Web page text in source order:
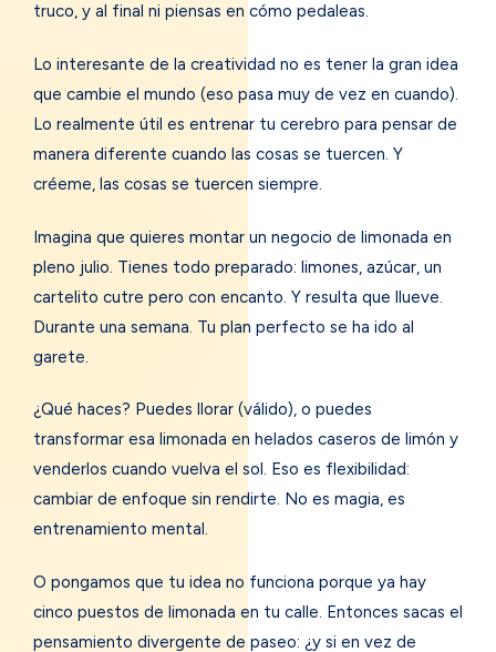
truco, y al final ni piensas en cómo pedaleas.
Lo interesante de la creatividad no es tener la gran idea
que cambie el mundo (eso pasa muy de vez en cuando).
Lo realmente útil es entrenar tu cerebro para pensar de
manera diferente cuando las cosas se tuercen. Y
créeme, las cosas se tuercen siempre.
Imagina que quieres montar un negocio de limonada en
pleno julio. Tienes todo preparado: limones, azúcar, un
cartelito cutre pero con encanto. Y resulta que llueve.
Durante una semana. Tu plan perfecto se ha ido al
garete.
¿Qué haces? Puedes llorar (válido), o puedes
transformar esa limonada en helados caseros de limón y
venderlos cuando vuelva el sol. Eso es flexibilidad:
cambiar de enfoque sin rendirte. No es magia, es
entrenamiento mental.
O pongamos que tu idea no funciona porque ya hay
cinco puestos de limonada en tu calle. Entonces sacas el
pensamiento divergente de paseo: ¿y si en vez de